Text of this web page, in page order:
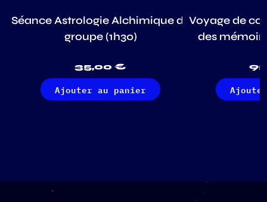
Séance Astrologie Alchimique de
groupe (1h30)
35,00€
Ajouter au panier
Voyage de
des